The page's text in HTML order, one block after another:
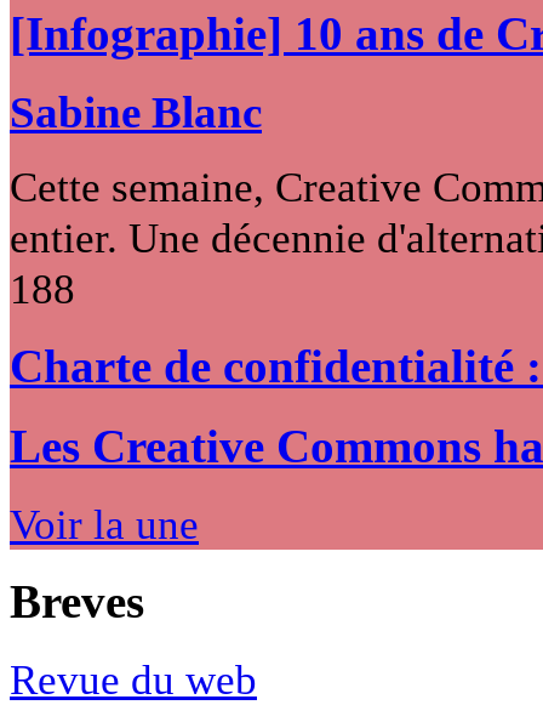
[Infographie] 10 ans de
Sabine Blanc
Cette semaine, Creative
entier. Une décennie
188
Charte de confidentialité
Les Creative Commons
Voir la une
Breves
Revue du web